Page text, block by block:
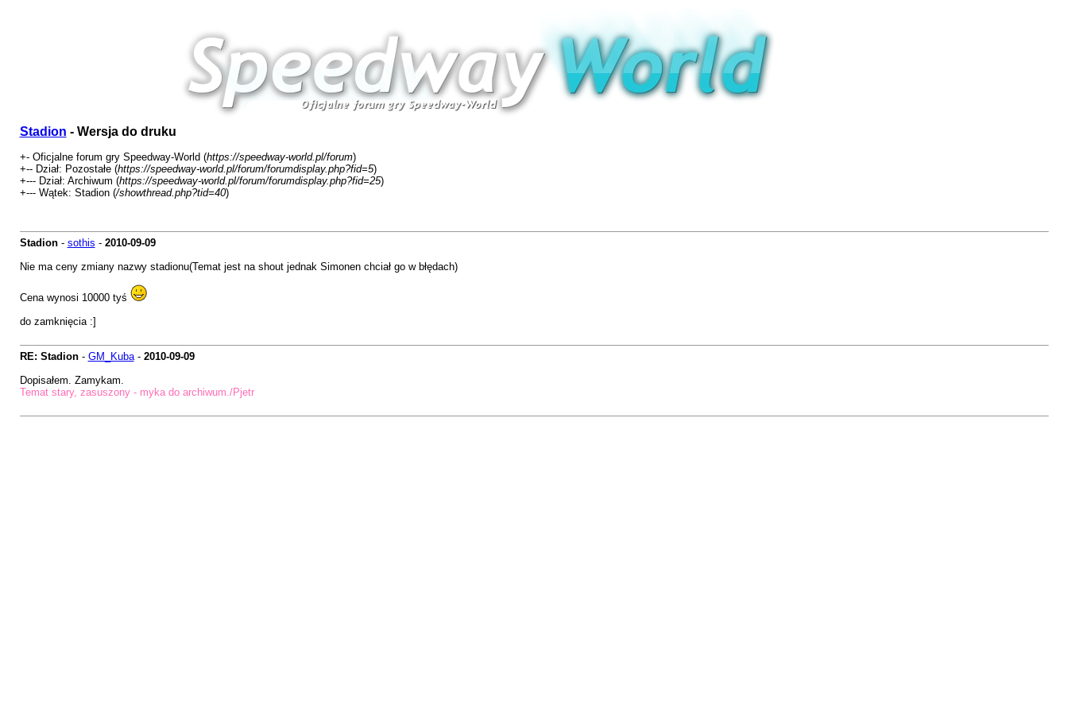
Stadion - Wersja do druku
+- Oficjalne forum gry Speedway-World (https://speedway-world.pl/forum)
+-- Dział: Pozostałe (https://speedway-world.pl/forum/forumdisplay.php?fid=5)
+--- Dział: Archiwum (https://speedway-world.pl/forum/forumdisplay.php?fid=25)
+--- Wątek: Stadion (/showthread.php?tid=40)
Stadion- sothis - 2010-09-09
Nie ma ceny zmiany nazwy stadionu(Temat jest na shout jednak Simonen chciał go w błędach)
Cena wynosi 10000 tyś
do zamknięcia :]
RE: Stadion- GM_Kuba- 2010-09-09
Dopisałem. Zamykam.
Temat stary, zasuszony - myka do archiwum./Pjetr